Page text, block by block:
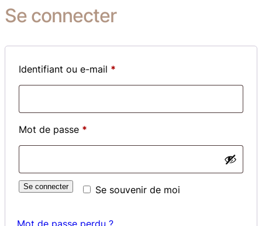
Se connecter
Identifiant ou e-mail *
Mot de passe *
Se souvenir de moi
Se connecter